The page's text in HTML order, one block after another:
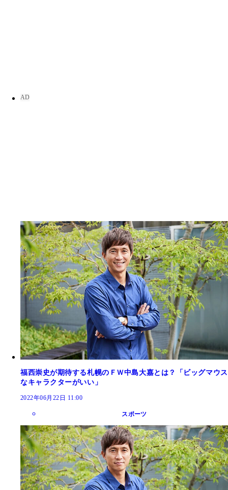
福西崇史が期待する札幌のＦＷ中島大嘉とは？「ビッグマウス
なキャラクターがいい」
2022年06月22日 11:00
スポーツ